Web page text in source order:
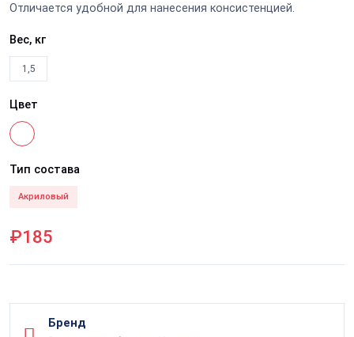
Отличается удобной для нанесения консистенцией.
Вес, кг
1,5
Цвет
Тип состава
Акриловый
₽185
Бренд